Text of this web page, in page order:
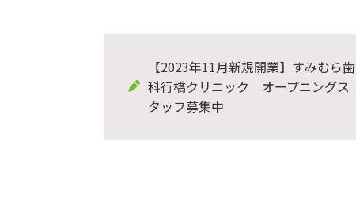
【2023年11月新規開業】すみむら歯
科行橋クリニック｜オープニングス
タッフ募集中